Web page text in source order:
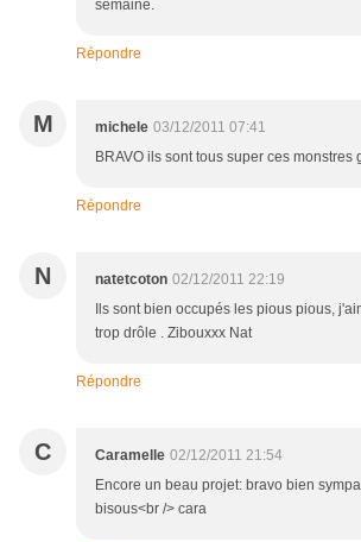
semaine.
Répondre
M michele 03/12/2011 07:41
BRAVO ils sont tous super ces monstres
Répondre
N natetcoton 02/12/2011 22:19
Ils sont bien occupés les pious pious,
trop drôle . Zibouxxx Nat
Répondre
C Caramelle 02/12/2011 21:54
Encore un beau projet: bravo bien
bisous<br /> cara